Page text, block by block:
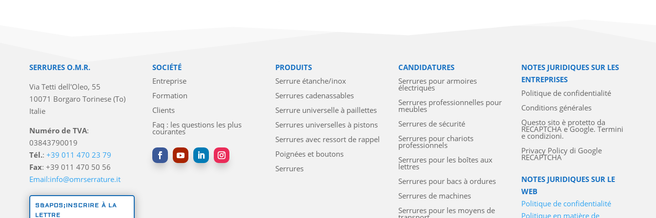
SERRURES O.M.R.
Via Tetti dell'Oleo, 55
10071 Borgaro Torinese (To)
Italie
Numéro de TVA:
03843790019
Tél.:+39 011 470 23 79
Fax: +39 011 470 50 56
Email:info@omrserrature.it
S&APOS;INSCRIRE À LA
LETTRE
SOCIÉTÉ
Entreprise
Formation
Clients
Faq : les questions les plus
courantes
PRODUITS
Serrure étanche/inox
Serrures cadenassables
Serrure universelle à paillettes
Serrures universelles à pistons
Serrures avec ressort de rappel
Poignées et boutons
Serrures
CANDIDATURES
Serrures pour armoires
électriques
Serrures professionnelles pour
meubles
Serrures de sécurité
Serrures pour chariots
professionnels
Serrures pour les boîtes aux
lettres
Serrures pour bacs à ordures
Serrures de machines
Serrures pour les moyens de
NOTES JURIDIQUES SUR LES
ENTREPRISES
Politique de confidentialité
Conditions générales
Questo sito è protetto da
RECAPTCHA e Google. Termini
e condizioni.
Privacy Policy di Google
RECAPTCHA
NOTES JURIDIQUES SUR LE
WEB
Politique de confidentialité
Politique en matière de